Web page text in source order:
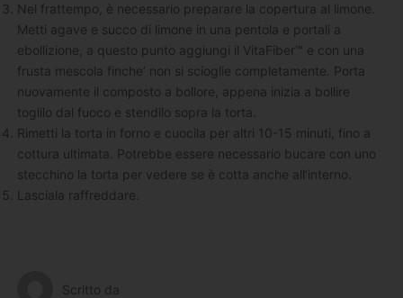
Nel frattempo, è necessario preparare la copertura al limone.
Metti agave e succo di limone in una pentola e portali a
ebollizione, a questo punto aggiungi il VitaFiber™ e con una
frusta mescola finche’ non si scioglie completamente. Porta
nuovamente il composto a bollore, appena inizia a bollire
toglilo dal fuoco e stendilo sopra la torta.
Rimetti la torta in forno e cuocila per altri 10-15 minuti, fino a
cottura ultimata. Potrebbe essere necessario bucare con uno
stecchino la torta per vedere se è cotta anche all’interno.
Lasciala raffreddare.
Scritto da